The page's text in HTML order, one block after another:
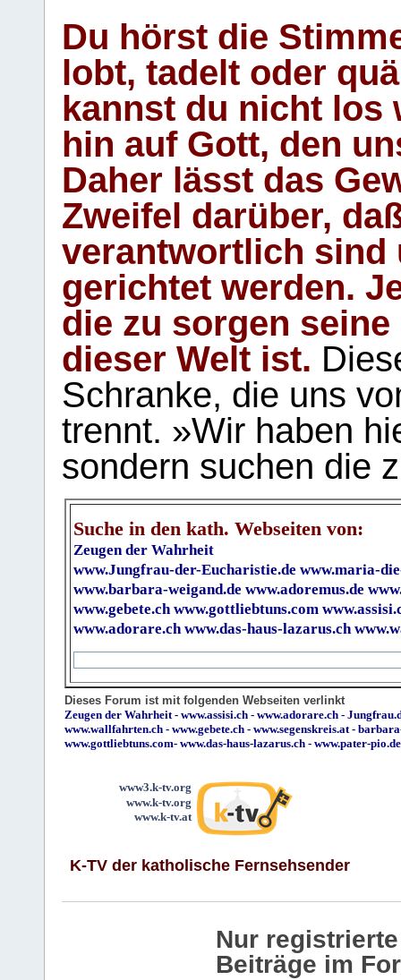
Du hörst die
lobt, tadelt oder
kannst du nicht los
hin auf Gott, den
Daher lässt das
Zweifel darüber,
verantwortlich sind
gerichtet werden.
die zu sorgen
dieser Welt ist.
Schranke, die uns
trennt. »Wir haben
sondern suchen die
Suche in den kath. Webseiten von:
Zeugen der Wahrheit
www.Jungfrau-der-Eucharistie.de www.maria-
www.barbara-weigand.de www.adoremus.de
www.gebete.ch www.gottliebtuns.com
www.adorare.ch www.das-haus-lazarus.ch
Dieses Forum ist mit folgenden Webseiten verlinkt
Zeugen der Wahrheit- www.assisi.ch - www.adorare.ch -
www.wallfahrten.ch - www.gebete.ch - www.segenskreis.at-
www.gottliebtuns.com- www.das-haus-lazarus.ch - www.pater-pio.de
www3.k-tv.org
www.k-tv.org
www.k-tv.at
K-TV der katholische Fernsehsender
Nur
Beiträge im